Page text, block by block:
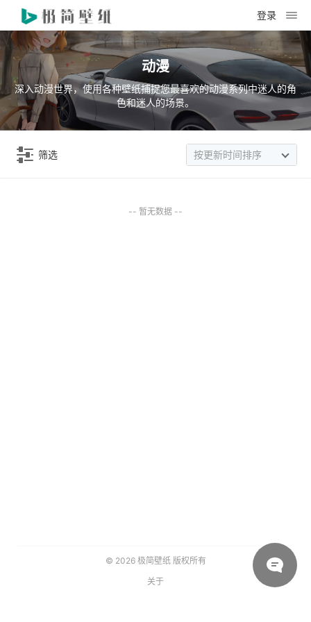
登录
动漫
深入动漫世界，使用各种壁纸捕捉您最喜欢的动漫系列中迷人的角
色和迷人的场景。
筛选 按更新时间排序
-- 暂无数据 --
© 2026 极简壁纸版权所有
关于